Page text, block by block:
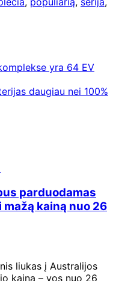
yra 64 EV
daugiau nei 100%
parduodamas
kainą nuo 26
liukas į Australijos
kaina – vos nuo 26